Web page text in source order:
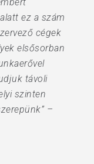
ez a szám
cégek
elsősorban
távoli
szinten
–